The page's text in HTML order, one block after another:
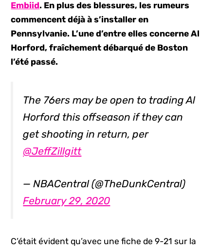
Embiid. En plus des blessures, les rumeurs
commencent déjà à s’installer en
Pennsylvanie. L’une d’entre elles concerne Al
Horford, fraîchement débarqué de Boston
l’été passé.
The 76ers may be open to trading Al
Horford this offseason if they can
get shooting in return, per
@JeffZillgitt
— NBACentral (@TheDunkCentral)
February 29, 2020
C’était évident qu’avec une fiche de 9-21 sur la